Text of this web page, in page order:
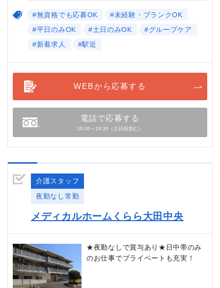
#無資格でも応募OK
#未経験・ブランクOK
#平日のみOK
#土日のみOK
#グループケア
#新着求人
#駅近
WEBから応募する
電話で応募する
10:00～18:30（土日祝含む）
介護スタッフ
夜勤なし常勤
メディカルホームくらら大田中央
★夜勤なしで賞与あり★日中帯のみ
のお仕事でプライベートも充実！